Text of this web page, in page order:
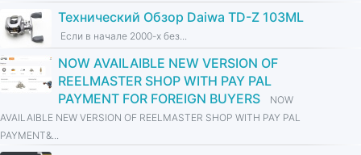
Технический Обзор Daiwa TD-Z 103ML
Если в начале 2000-х без...
NOW AVAILAIBLE NEW VERSION OF
REELMASTER SHOP WITH PAY PAL
PAYMENT FOR FOREIGN BUYERS
NOW
AVAILAIBLE NEW VERSION OF REELMASTER SHOP WITH PAY PAL
PAYMENT&...